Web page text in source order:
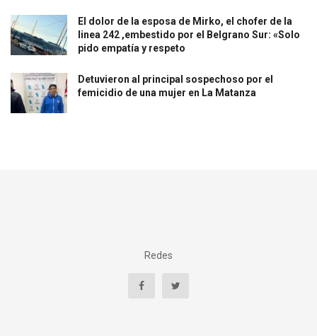
El dolor de la esposa de Mirko, el chofer de la
linea 242 ,embestido por el Belgrano Sur: «Solo
pido empatía y respeto
Detuvieron al principal sospechoso por el
femicidio de una mujer en La Matanza
Redes